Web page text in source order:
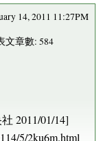
14, 2011 11:27PM
文章數: 584
2011/01/14]
5/2ku6m.html